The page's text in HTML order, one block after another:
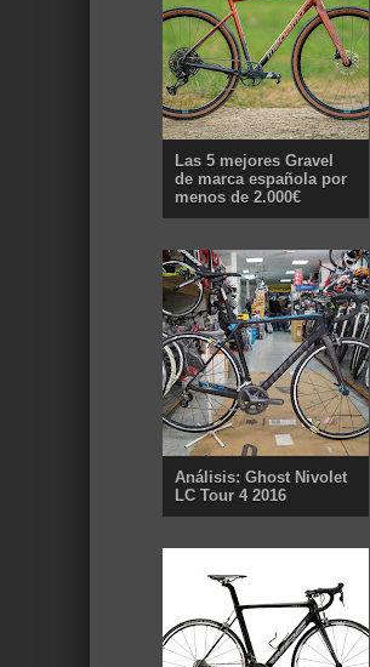
Las 5 mejores Gravel
de marca española por
menos de 2.000€
Análisis: Ghost Nivolet
LC Tour 4 2016